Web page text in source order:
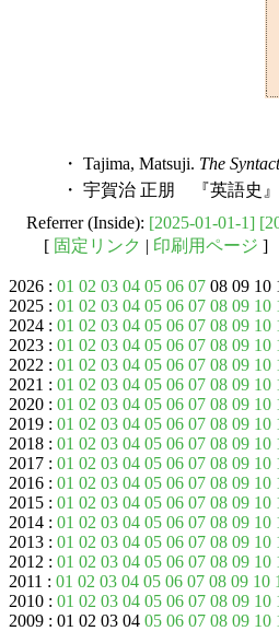
・ Tajima, Matsuji. The
・ 宇賀治 正朋 『英語史』
Referrer (Inside): [2025-01-01-1]
[ 固定リンク | 印刷用ページ ]
2026 : 01 02 03 04 05 06 07 08 09 10
2025 : 01 02 03 04 05 06 07 08 09 10
2024 : 01 02 03 04 05 06 07 08 09 10
2023 : 01 02 03 04 05 06 07 08 09 10
2022 : 01 02 03 04 05 06 07 08 09 10
2021 : 01 02 03 04 05 06 07 08 09 10
2020 : 01 02 03 04 05 06 07 08 09 10
2019 : 01 02 03 04 05 06 07 08 09 10
2018 : 01 02 03 04 05 06 07 08 09 10
2017 : 01 02 03 04 05 06 07 08 09 10
2016 : 01 02 03 04 05 06 07 08 09 10
2015 : 01 02 03 04 05 06 07 08 09 10
2014 : 01 02 03 04 05 06 07 08 09 10
2013 : 01 02 03 04 05 06 07 08 09 10
2012 : 01 02 03 04 05 06 07 08 09 10
2011 : 01 02 03 04 05 06 07 08 09 10
2010 : 01 02 03 04 05 06 07 08 09 10
2009 : 01 02 03 04 05 06 07 08 09 10